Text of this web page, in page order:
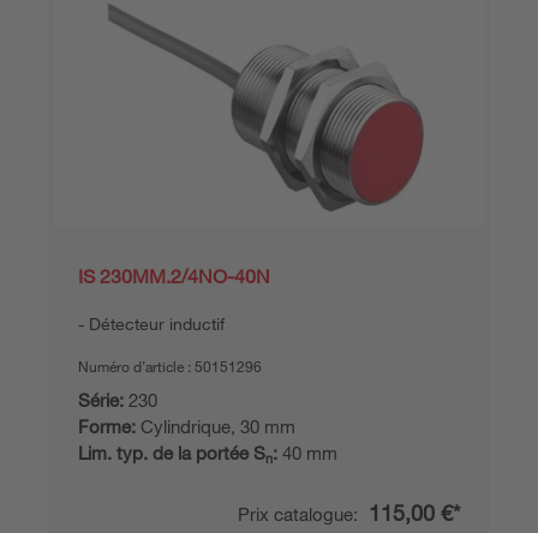
IS 230MM.2/4NO-40N
Détecteur inductif
Numéro d’article : 50151296
Série: 230
Forme: Cylindrique, 30 mm
Lim. typ. de la portée Sn: 40 mm
Prix catalogue: 115,00 €*